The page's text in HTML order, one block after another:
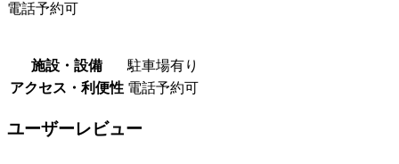
電話予約可
施設・設備
駐車場有り
アクセス・利便性 電話予約可
ユーザーレビュー